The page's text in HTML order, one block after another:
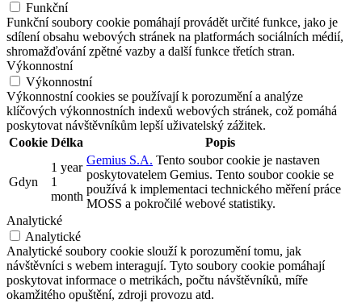
Funkční
Funkční soubory cookie pomáhají provádět určité funkce, jako je
sdílení obsahu webových stránek na platformách sociálních médií,
shromažďování zpětné vazby a další funkce třetích stran.
Výkonnostní
Výkonnostní
Výkonnostní cookies se používají k porozumění a analýze
klíčových výkonnostních indexů webových stránek, což pomáhá
poskytovat návštěvníkům lepší uživatelský zážitek.
Cookie Délka Popis
Gdyn
1 year
1
month
Gemius S.A. Tento soubor cookie je nastaven
poskytovatelem Gemius. Tento soubor cookie se
používá k implementaci technického měření práce
MOSS a pokročilé webové statistiky.
Analytické
Analytické
Analytické soubory cookie slouží k porozumění tomu, jak
návštěvníci s webem interagují. Tyto soubory cookie pomáhají
poskytovat informace o metrikách, počtu návštěvníků, míře
okamžitého opuštění, zdroji provozu atd.